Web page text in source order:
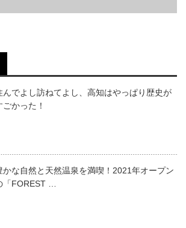
んでよし訪ねてよし、高知はやっぱり歴史が
ごかった！
かな自然と天然温泉を満喫！2021年オープン
「FOREST …